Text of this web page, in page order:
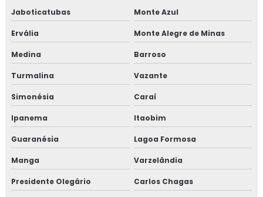
Jaboticatubas Monte Azul
Ervália Monte Alegre de Minas
Medina Barroso
Turmalina Vazante
Simonésia Caraí
Ipanema Itaobim
Guaranésia Lagoa Formosa
Manga Varzelândia
Presidente Olegário Carlos Chagas